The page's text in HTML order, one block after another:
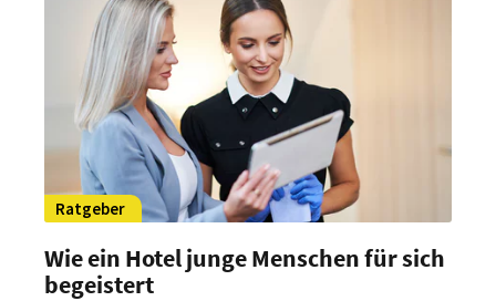
Ratgeber
Wie ein Hotel junge Menschen für sich
begeistert